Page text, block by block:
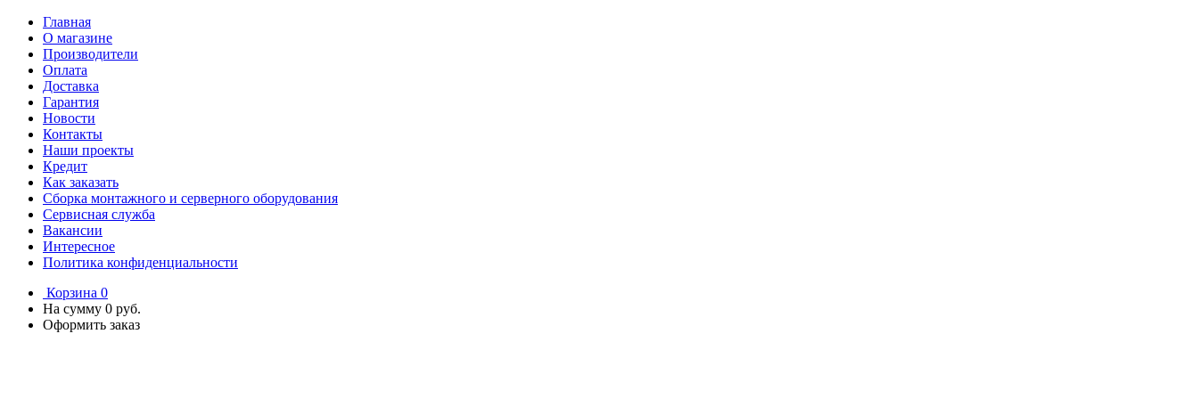
Главная
О магазине
Производители
Оплата
Доставка
Гарантия
Новости
Контакты
Наши проекты
Кредит
Как заказать
Сборка монтажного и серверного оборудования
Сервисная служба
Вакансии
Интересное
Политика конфиденциальности
Корзина 0
На сумму 0 руб.
Оформить заказ